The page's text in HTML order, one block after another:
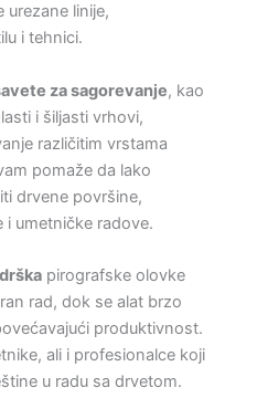
urezane linije,
i tehnici.
za sagorevanje, kao
i šiljasti vrhovi,
različitim vrstama
pomaže da lako
drvene površine,
i umetničke radove.
pirografske olovke
rad, dok se alat brzo
produktivnost.
ali i profesionalce koji
u radu sa drvetom.